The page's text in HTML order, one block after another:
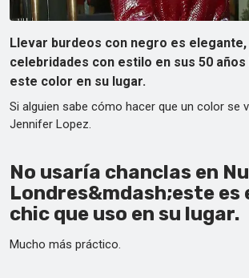
Llevar burdeos con negro es
celebridades con estilo en sus 50
este color en su lugar.
Si alguien sabe cómo hacer que un color se
Jennifer Lopez.
No usaría chanclas en
Londres&mdash;este es
chic que uso en su lugar.
Mucho más práctico.